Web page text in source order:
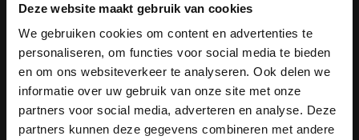
Deze website maakt gebruik van cookies
We gebruiken cookies om content en advertenties te
personaliseren, om functies voor social media te bieden
en om ons websiteverkeer te analyseren. Ook delen we
informatie over uw gebruik van onze site met onze
partners voor social media, adverteren en analyse. Deze
partners kunnen deze gegevens combineren met andere
Producten
Tafels
Wanddecoratie
Tv-meubels
Accessoires
Onderstellen
Olie en onderhoud